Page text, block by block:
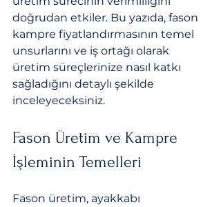
doğrudan etkiler. Bu yazıda, fason
kampre fiyatlandırmasının temel
unsurlarını ve iş ortağı olarak
üretim süreçlerinize nasıl katkı
sağladığını detaylı şekilde
inceleyeceksiniz.
Fason Üretim ve Kampre
İşleminin Temelleri
Fason üretim, ayakkabı